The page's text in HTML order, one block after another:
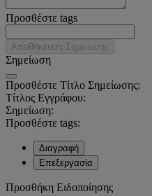
Προσθέστε tags
Αποθήκευση Σημείωσης
Σημείωση
Προσθέστε Τίτλο Σημείωσης:
Τίτλος Εγγράφου:
Σημείωση:
Προσθέστε tags:
Διαγραφή
Επεξεργασία
Προσθήκη Ειδοποίησης